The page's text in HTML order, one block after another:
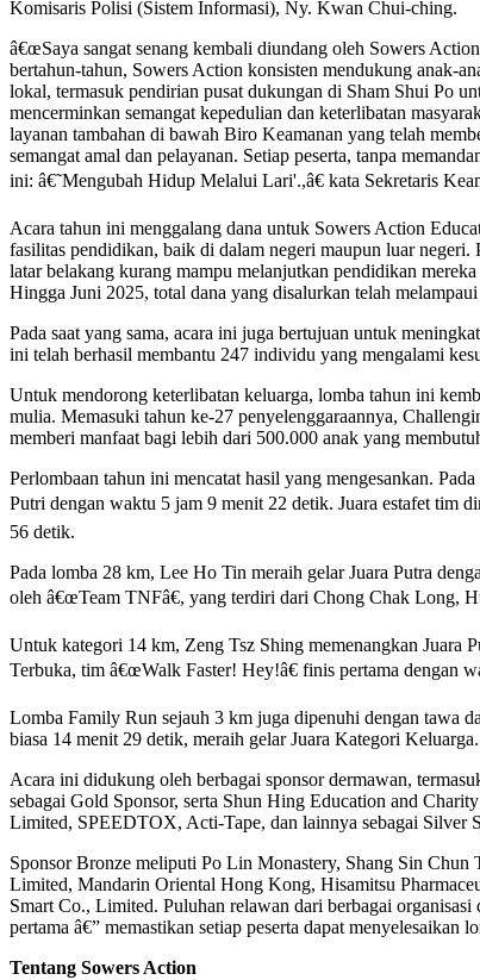
Komisaris Polisi (Sistem Informasi), Ny. Kwan Chui-ching.
â€œSaya sangat senang kembali diundang oleh Sowers
bertahun-tahun, Sowers Action konsisten mendukung anak-
lokal, termasuk pendirian pusat dukungan di Sham Shui Po
mencerminkan semangat kepedulian dan keterlibatan
layanan tambahan di bawah Biro Keamanan yang telah
semangat amal dan pelayanan. Setiap peserta, tanpa
ini: â€˜Mengubah Hidup Melalui Lari'.,â€ kata Sekretaris
Acara tahun ini menggalang dana untuk Sowers Action
fasilitas pendidikan, baik di dalam negeri maupun luar
latar belakang kurang mampu melanjutkan pendidikan
Hingga Juni 2025, total dana yang disalurkan telah
Pada saat yang sama, acara ini juga bertujuan untuk
ini telah berhasil membantu 247 individu yang mengalami
Untuk mendorong keterlibatan keluarga, lomba tahun ini
mulia. Memasuki tahun ke-27 penyelenggaraannya,
memberi manfaat bagi lebih dari 500.000 anak yang
Perlombaan tahun ini mencatat hasil yang mengesankan.
Putri dengan waktu 5 jam 9 menit 22 detik. Juara estafet tim
56 detik.
Pada lomba 28 km, Lee Ho Tin meraih gelar Juara Putra
oleh â€œTeam TNFâ€, yang terdiri dari Chong Chak Long,
Untuk kategori 14 km, Zeng Tsz Shing memenangkan Juara
Terbuka, tim â€œWalk Faster! Hey!â€ finis pertama dengan
Lomba Family Run sejauh 3 km juga dipenuhi dengan tawa
biasa 14 menit 29 detik, meraih gelar Juara Kategori Keluarga.
Acara ini didukung oleh berbagai sponsor dermawan,
sebagai Gold Sponsor, serta Shun Hing Education and
Limited, SPEEDTOX, Acti-Tape, dan lainnya sebagai Silver
Sponsor Bronze meliputi Po Lin Monastery, Shang Sin
Limited, Mandarin Oriental Hong Kong, Hisamitsu
Smart Co., Limited. Puluhan relawan dari berbagai
pertama â€” memastikan setiap peserta dapat menyelesaikan
Tentang Sowers Action